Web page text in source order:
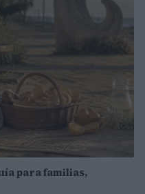
para familias,